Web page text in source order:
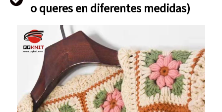
o queres en diferentes medidas)